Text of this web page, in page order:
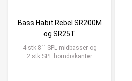
Bass Habit Rebel SR200M
og SR25T
4 stk 8`` SPL midbasser og
2 stk SPL horndiskanter